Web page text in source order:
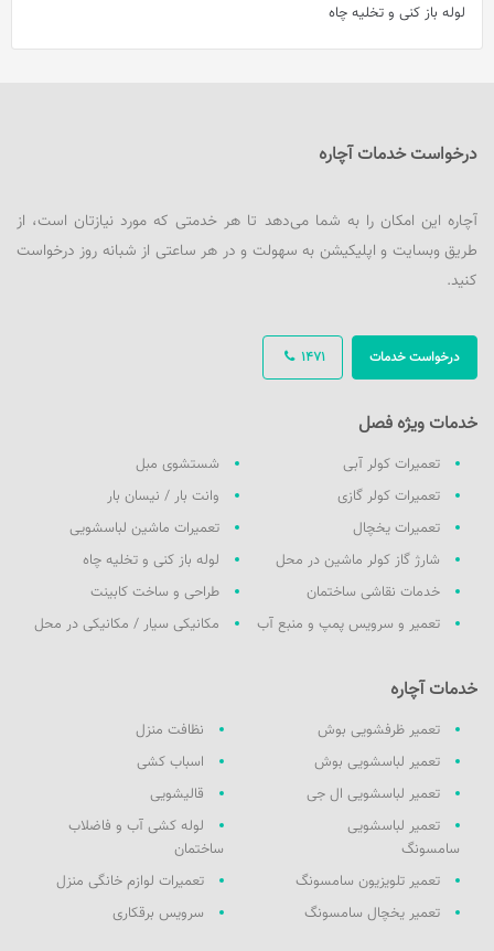
لوله باز کنی و تخلیه چاه
درخواست خدمات آچاره
آچاره این امکان را به شما می‌دهد تا هر خدمتی که مورد نیازتان است، از
طریق وبسایت و اپلیکیشن به سهولت و در هر ساعتی از شبانه روز درخواست
کنید.
1471 درخواست خدمات
خدمات ویژه فصل
تعمیرات کولر آبی
تعمیرات کولر گازی
تعمیرات یخچال
شارژ گاز کولر ماشین در محل
خدمات نقاشی ساختمان
تعمیر و سرویس پمپ و منبع آب
شستشوی مبل
وانت بار / نیسان بار
تعمیرات ماشین لباسشویی
لوله باز کنی و تخلیه چاه
طراحی و ساخت کابینت
مکانیکی سیار / مکانیکی در محل
خدمات آچاره
تعمیر ظرفشویی بوش
تعمیر لباسشویی بوش
تعمیر لباسشویی ال جی
تعمیر لباسشویی
سامسونگ
تعمیر تلویزیون سامسونگ
تعمیر یخچال سامسونگ
نظافت منزل
اسباب کشی
قالیشویی
لوله کشی آب و فاضلاب
ساختمان
تعمیرات لوازم خانگی منزل
سرویس برقکاری